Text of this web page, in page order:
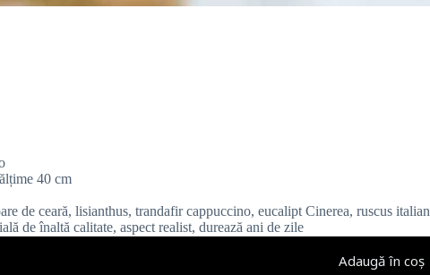
40 cm
de ceară, lisianthus, trandafir cappuccino, eucalipt Cinerea, ruscus italian
de înaltă calitate, aspect realist, durează ani de zile
Adaugă în coș